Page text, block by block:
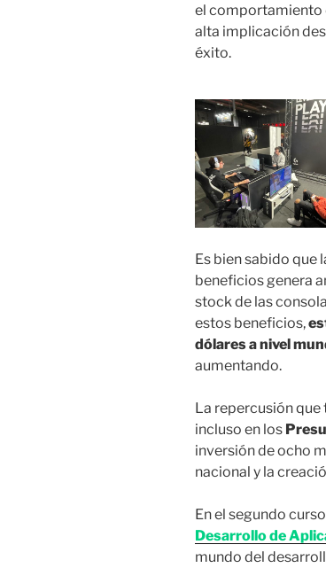
el comportamiento
alta implicación
éxito.
Es bien sabido que
beneficios genera
stock de las
estos beneficios,
dólares a nivel
aumentando.
La repercusión
incluso en los
inversión de ocho
nacional y la
En el segundo
Desarrollo de
mundo del